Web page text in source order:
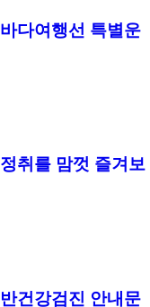
다여행선 특별운
취를 맘껏 즐겨보
건강검진 안내문